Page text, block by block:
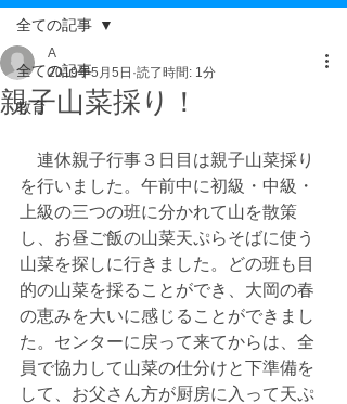
全ての記事
教育
全ての記事
親子山菜採り！
A
2019年5月5日 読了時間: 1分
連休親子行事３日目は親子山菜採り
を行いました。午前中に初級・中級・
上級の三つの班に分かれて山を散策
し、お昼ご飯の山菜天ぷらそばに使う
山菜を探しに行きました。どの班も目
的の山菜を採ることができ、大岡の春
の恵みを大いに感じることができまし
た。センターに戻って来てからは、全
員で協力して山菜の仕分けと下準備を
して、お父さん方が厨房に入って天ぷ